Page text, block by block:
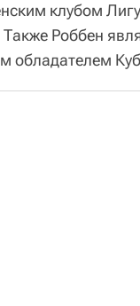
клубом
Роббен
обладателем